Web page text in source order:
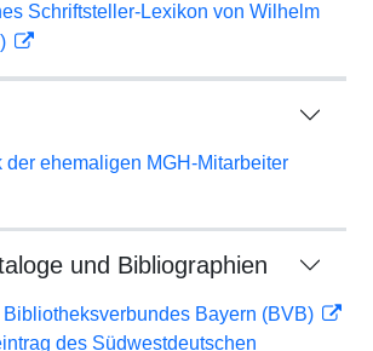
Schriftsteller-Lexikon von Wilhelm
der ehemaligen MGH-Mitarbeiter
und Bibliographien
Bibliotheksverbundes Bayern (BVB)
des Südwestdeutschen